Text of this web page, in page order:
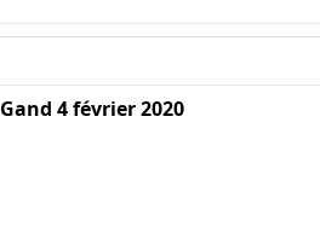
Gand 4 février 2020